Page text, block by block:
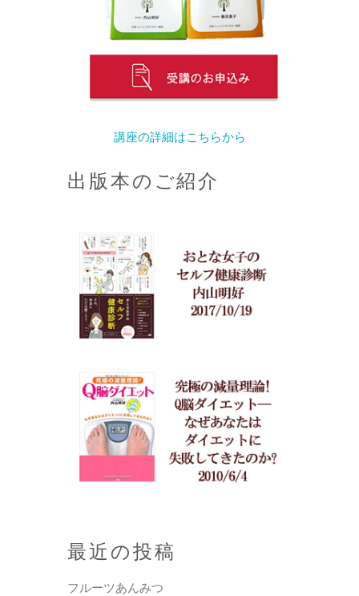
講座の詳細はこちらから
出版本のご紹介
最近の投稿
フルーツあんみつ